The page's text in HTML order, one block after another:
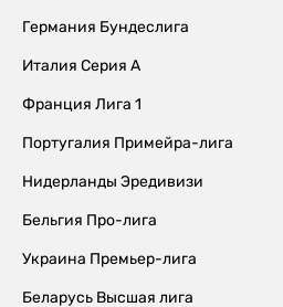
Германия Бундеслига
Италия Серия А
Франция Лига 1
Португалия Примейра-лига
Нидерланды Эредивизи
Бельгия Про-лига
Украина Премьер-лига
Беларусь Высшая лига